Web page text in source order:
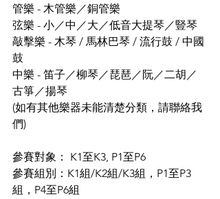
管樂 - 木管樂／銅管樂
弦樂 - 小／中／大／低音大提琴／豎琴
敲擊樂 - 木琴 / 馬林巴琴 / 流行鼓 / 中國
鼓
中樂 - 笛子／柳琴／琵琶／阮／二胡／
古箏／揚琴
(如有其他樂器未能清楚分類，請聯絡我
們)
參賽對象： K1至K3, P1至P6
參賽組別：K1組/K2組/K3組，P1至P3
組，P4至P6組